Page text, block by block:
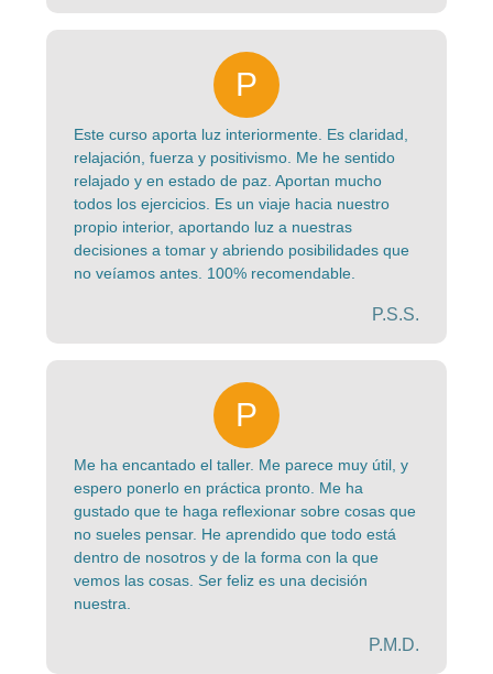
Este curso aporta luz interiormente. Es claridad,
relajación, fuerza y positivismo. Me he sentido
relajado y en estado de paz. Aportan mucho
todos los ejercicios. Es un viaje hacia nuestro
propio interior, aportando luz a nuestras
decisiones a tomar y abriendo posibilidades que
no veíamos antes. 100% recomendable.
P.S.S.
Me ha encantado el taller. Me parece muy útil, y
espero ponerlo en práctica pronto. Me ha
gustado que te haga reflexionar sobre cosas que
no sueles pensar. He aprendido que todo está
dentro de nosotros y de la forma con la que
vemos las cosas. Ser feliz es una decisión
nuestra.
P.M.D.